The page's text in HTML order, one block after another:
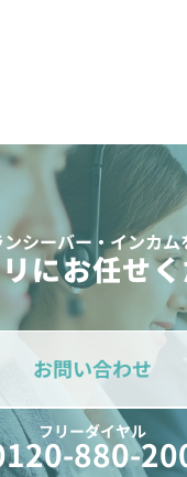
シーバー・インカ
にお任せ
お問い合わせ
フリーダイヤル
880-